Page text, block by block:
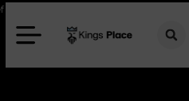
upgrade met interieuradvies Zwolle